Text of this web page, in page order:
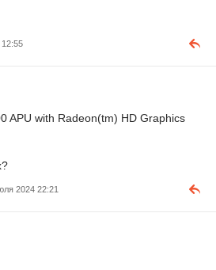
12:55
APU with Radeon(tm) HD Graphics
2024 22:21